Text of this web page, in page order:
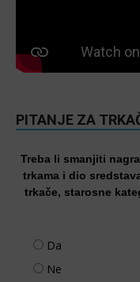
PITANJE ZA
Treba li smanjiti
trkama i dio
trkače, starosne
Da
Ne